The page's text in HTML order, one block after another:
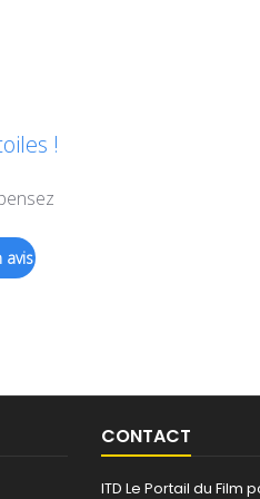
!
avis
CONTACT
ITD Le Portail du Film